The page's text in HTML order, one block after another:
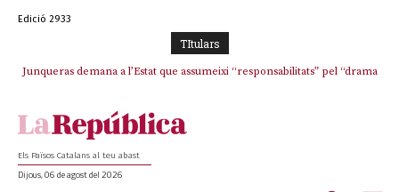
Edició 2933
TItulars
Junqueras demana a l’Estat que assumeixi “responsabilitats” pel “drama
Els Països Catalans al teu abast
Dijous, 06 de agost del 2026